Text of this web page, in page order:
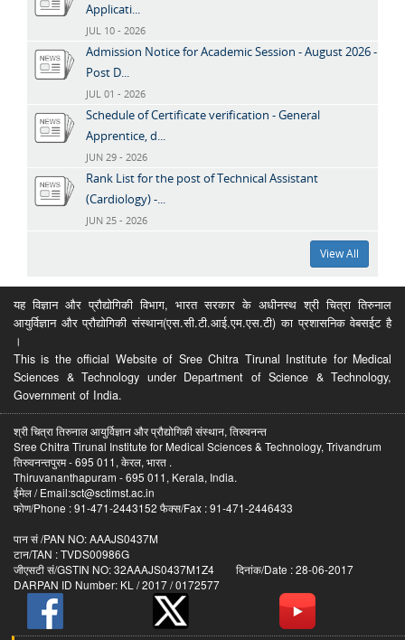
Applicati...
JUL 10 - 2026
Admission Notice for Academic Session - August 2026 -
Post D...
JUL 01 - 2026
Schedule of Certificate verification - General
Apprentice, d...
JUN 29 - 2026
Rank List for the post of Technical Assistant
(Cardiology) -...
JUN 25 - 2026
View All
यह विज्ञान और प्रौद्योगिकी विभाग, भारत सरकार के अधीनस्थ श्री चित्रा तिरुनाल
आयुर्विज्ञान और प्रौद्योगिकी संस्थान(एस.सी.टी.आई.एम.एस.टी) का प्रशासनिक वेबसईट है
।
This is the official Website of Sree Chitra Tirunal Institute for Medical
Sciences & Technology under Department of Science & Technology,
Government of India.
श्री चित्रा तिरुनाल आयुर्विज्ञान और प्रौद्योगिकी संस्थान, तिरुवनन्त
Sree Chitra Tirunal Institute for Medical Sciences & Technology, Trivandrum
तिरुवनन्तपुरम - 695 011, केरल, भारत .
Thiruvananthapuram - 695 011, Kerala, India.
ईमेल / Email:sct@sctimst.ac.in
फोण/Phone : 91-471-2443152 फैक्स/Fax : 91-471-2446433
पान सं /PAN NO: AAAJS0437M
टान/TAN : TVDS00986G
जीएसटी सं/GSTIN NO: 32AAAJS0437M1Z4 दिनांक/Date : 28-06-2017
DARPAN ID Number: KL / 2017 / 0172577